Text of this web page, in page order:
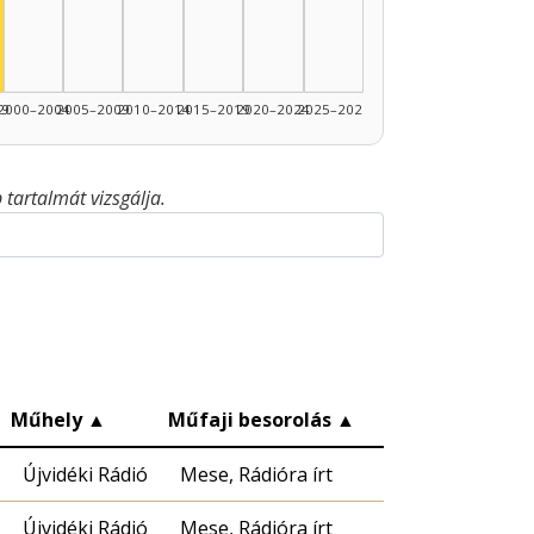
2005–20092010–20142015–20192020–20242025–2026
tartalmát vizsgálja.
Műhely ▲ Műfaji besorolás ▲
Újvidéki Rádió Mese, Rádióra írt
Újvidéki Rádió Mese, Rádióra írt